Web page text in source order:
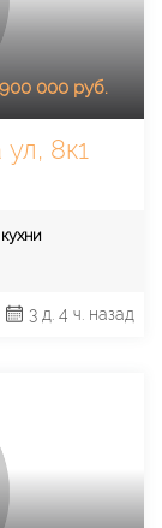
000 руб.
8к1
3 д. 4 ч. назад